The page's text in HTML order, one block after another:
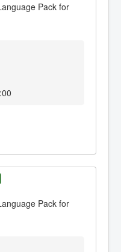
Pack for
Pack for